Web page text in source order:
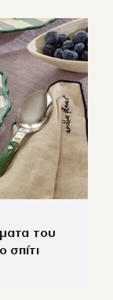
του
σπίτι